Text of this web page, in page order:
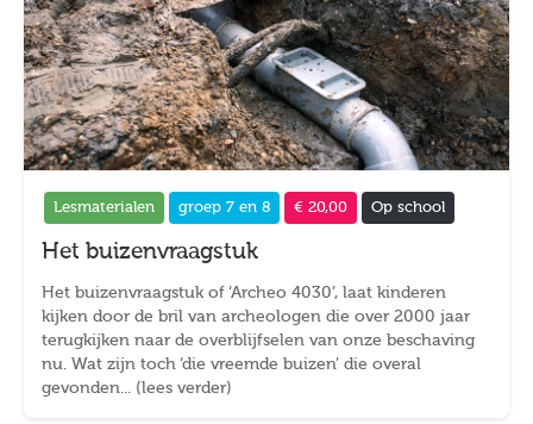
Lesmaterialen groep 7 en 8 € 20,00 Op school
Het buizenvraagstuk
Het buizenvraagstuk of ‘Archeo 4030’, laat kinderen
kijken door de bril van archeologen die over 2000 jaar
terugkijken naar de overblijfselen van onze beschaving
nu. Wat zijn toch ‘die vreemde buizen’ die overal
gevonden... (lees verder)